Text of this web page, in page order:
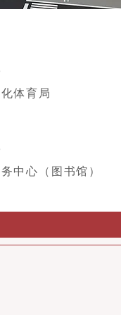
体育局
中心（图书馆）